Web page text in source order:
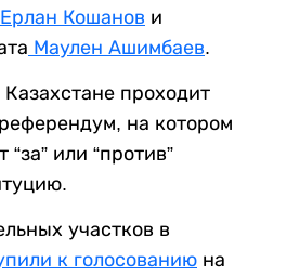
Ерлан Кошанов и
Маулен Ашимбаев.
проходит
на котором
или “против”
участков в
к голосованию на